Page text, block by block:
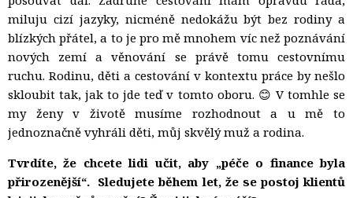
miluju cizí jazyky, nicméně nedokážu být bez rodiny a
blízkých přátel, a to je pro mě mnohem víc než poznávání
nových zemí a věnování se právě tomu cestovnímu
ruchu. Rodinu, děti a cestování v kontextu práce by nešlo
skloubit tak, jak to jde teď v tomto oboru. 😊 V tomhle se
my ženy v životě musíme rozhodnout a u mě to
jednoznačně vyhráli děti, můj skvělý muž a rodina.
Tvrdíte, že chcete lidi učit, aby „péče o finance byla
přirozenější“. Sledujete během let, že se postoj klientů